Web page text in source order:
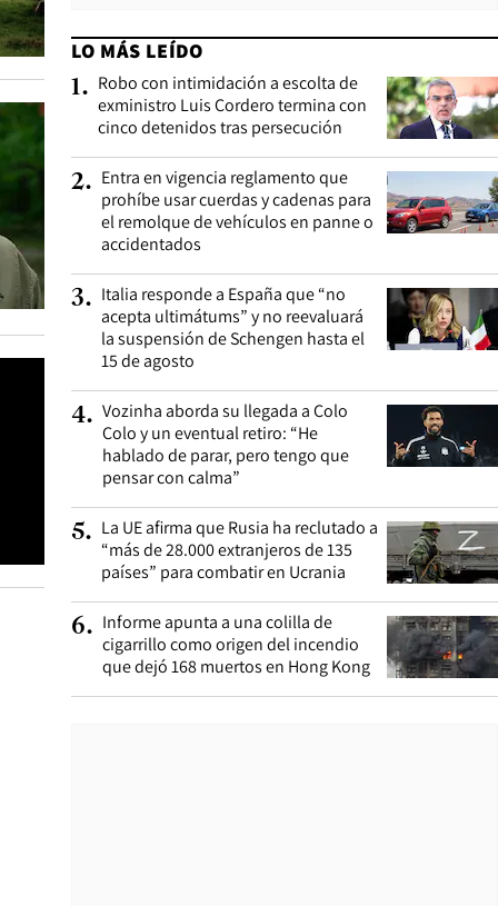
LO MÁS LEÍDO
1. Robo con intimidación a escolta de
exministro Luis Cordero termina con
cinco detenidos tras persecución
2. Entra en vigencia reglamento que
prohíbe usar cuerdas y cadenas para
el remolque de vehículos en panne o
accidentados
3. Italia responde a España que “no
acepta ultimátums” y no reevaluará
la suspensión de Schengen hasta el
15 de agosto
4. Vozinha aborda su llegada a Colo
Colo y un eventual retiro: “He
hablado de parar, pero tengo que
pensar con calma”
5. La UE afirma que Rusia ha reclutado a
“más de 28.000 extranjeros de 135
países” para combatir en Ucrania
6. Informe apunta a una colilla de
cigarrillo como origen del incendio
que dejó 168 muertos en Hong Kong